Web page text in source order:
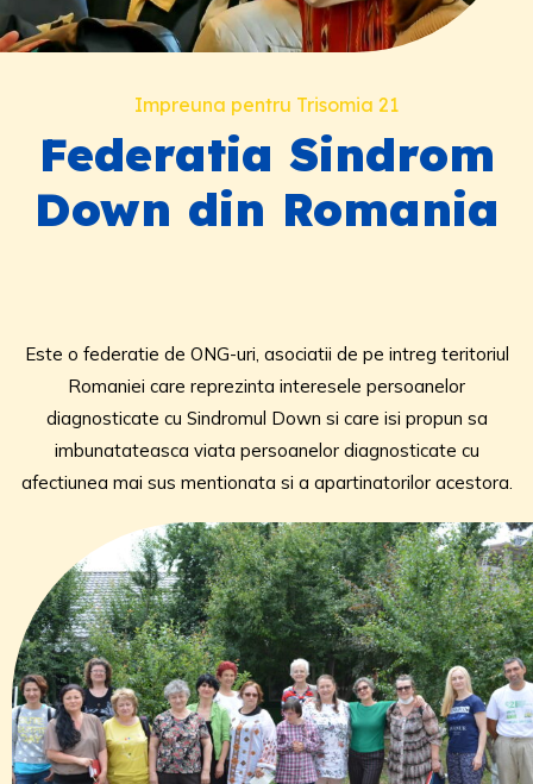
Impreuna pentru Trisomia 21
Federatia Sindrom
Down din Romania
Este o federatie de ONG-uri, asociatii de pe intreg teritoriul
Romaniei care reprezinta interesele persoanelor
diagnosticate cu Sindromul Down si care isi propun sa
imbunatateasca viata persoanelor diagnosticate cu
afectiunea mai sus mentionata si a apartinatorilor acestora.